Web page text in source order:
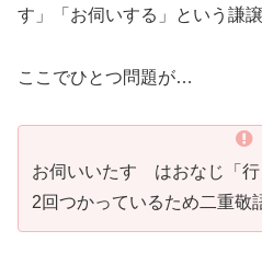
す」「お伺いする」という謙
ここでひとつ問題が…
お伺いいたす はおなじ「行
2回つかっているため二重敬